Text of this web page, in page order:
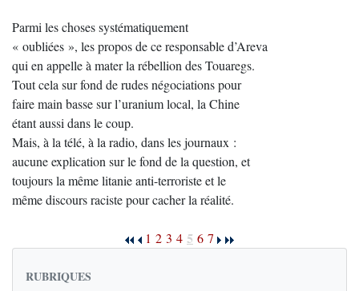
Parmi les choses systématiquement
« oubliées », les propos de ce responsable d’Areva
qui en appelle à mater la rébellion des Touaregs.
Tout cela sur fond de rudes négociations pour
faire main basse sur l’uranium local, la Chine
étant aussi dans le coup.
Mais, à la télé, à la radio, dans les journaux :
aucune explication sur le fond de la question, et
toujours la même litanie anti-terroriste et le
même discours raciste pour cacher la réalité.
1 2 3 4 5 6 7
RUBRIQUES